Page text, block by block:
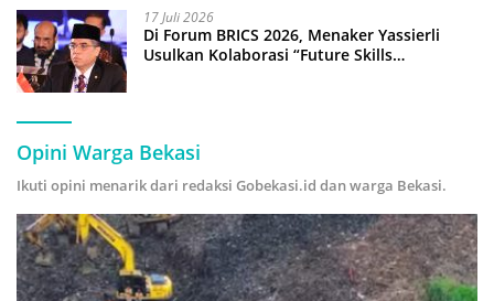
17 Juli 2026
Di Forum BRICS 2026, Menaker Yassierli
Usulkan Kolaborasi “Future Skills
Opini Warga Bekasi
Ikuti opini menarik dari redaksi Gobekasi.id dan warga Bekasi.